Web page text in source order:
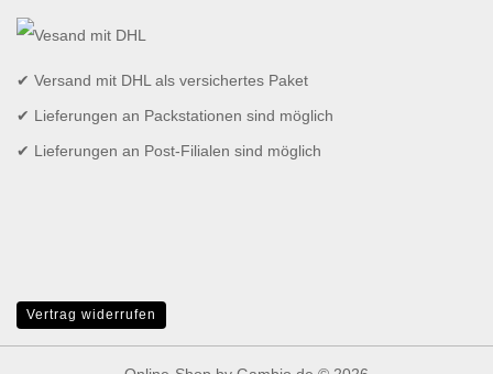
✔ Versand mit DHL als versichertes Paket
✔ Lieferungen an Packstationen sind möglich
✔ Lieferungen an Post-Filialen sind möglich
Vertrag widerrufen